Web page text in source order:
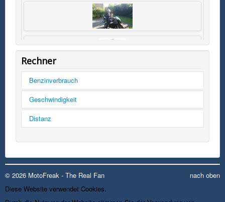
Rechner
Benzinverbrauch
Tankinhalt
Kilometer
Liter
rechnen
Geschwindigkeit
km/h
rechnen
Distanz
Meilen
nach oben
© 2026 MotoFreak - The Real Fan
Diese Website verwendet Cookies.